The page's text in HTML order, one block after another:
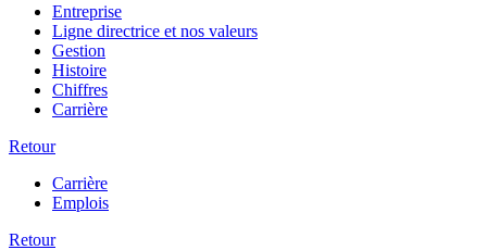
Entreprise
Ligne directrice et nos valeurs
Gestion
Histoire
Chiffres
Carrière
Retour
Carrière
Emplois
Retour